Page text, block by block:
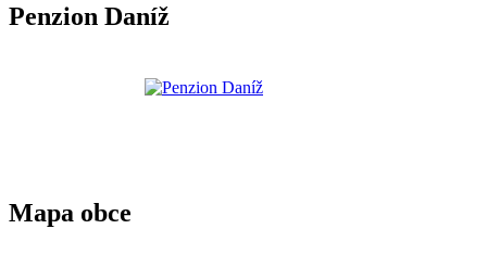
Penzion Daníž
Mapa obce